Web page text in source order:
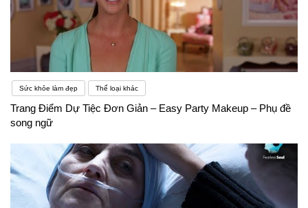
Sức khỏe làm đẹp Thể loại khác
Trang Điểm Dự Tiệc Đơn Giản – Easy Party Makeup – Phụ đề
song ngữ